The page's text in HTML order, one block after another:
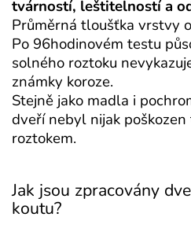
tvárností, leštitelností a
Průměrná tloušťka vrstvy
Po 96hodinovém testu
solného roztoku
známky koroze.
Stejně jako madla i
dveří nebyl nijak
roztokem.
Jak jsou zpracovány
koutu?